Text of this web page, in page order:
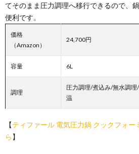
てそのまま圧力調理へ移行できるので、
便利です。
価格
（Amazon）
24,700円
容量 6L
調理
圧力調理/煮込み/無水調
温
【ティファール 電気圧力鍋 クックフォー
ら 】